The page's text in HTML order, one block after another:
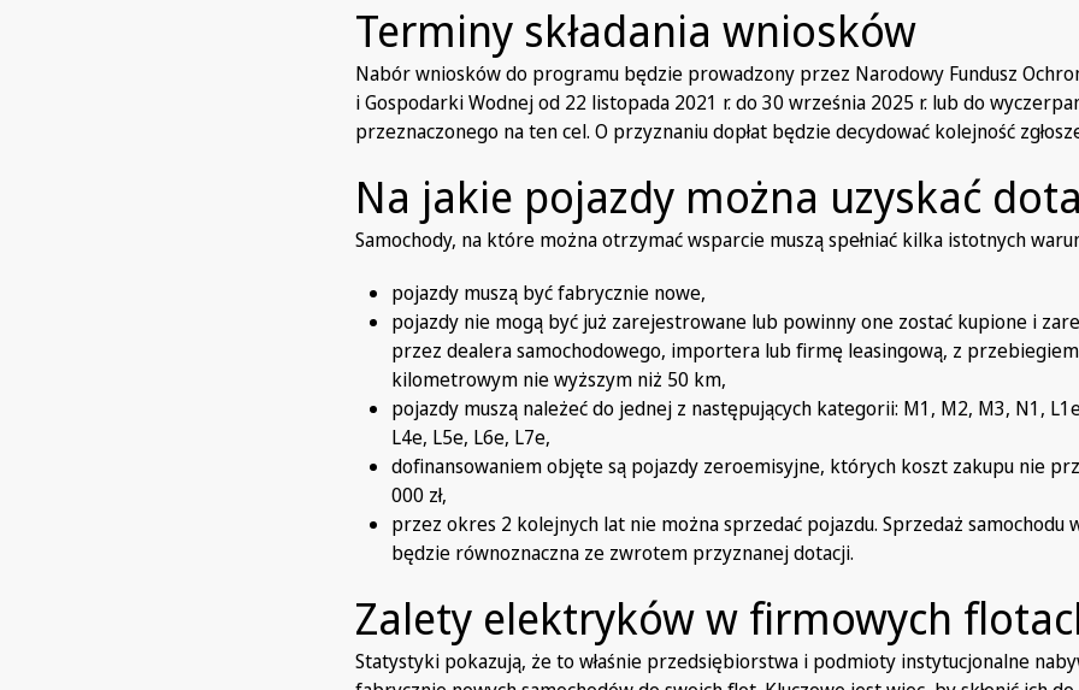
Terminy składania wniosków
Nabór wniosków do programu będzie prowadzony przez Narodowy Fundusz
i Gospodarki Wodnej od 22 listopada 2021 r. do 30 września 2025 r. lub do
przeznaczonego na ten cel. O przyznaniu dopłat będzie decydować kolejność
Na jakie pojazdy można uzyskać
Samochody, na które można otrzymać wsparcie muszą spełniać kilka istotnych
pojazdy muszą być fabrycznie nowe,
pojazdy nie mogą być już zarejestrowane lub powinny one zostać kupione i
przez dealera samochodowego, importera lub firmę leasingową, z przebiegiem
kilometrowym nie wyższym niż 50 km,
pojazdy muszą należeć do jednej z następujących kategorii: M1, M2, M3, N1,
L4e, L5e, L6e, L7e,
dofinansowaniem objęte są pojazdy zeroemisyjne, których koszt zakupu nie
000 zł,
przez okres 2 kolejnych lat nie można sprzedać pojazdu. Sprzedaż samochodu
będzie równoznaczna ze zwrotem przyznanej dotacji.
Zalety elektryków w firmowych
Statystyki pokazują, że to właśnie przedsiębiorstwa i podmioty instytucjonalne